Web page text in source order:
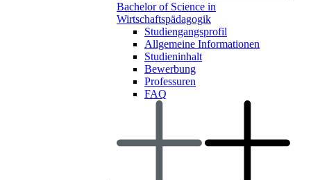
Bachelor of Science in
Wirtschaftspädagogik
Studiengangsprofil
Allgemeine Informationen
Studieninhalt
Bewerbung
Professuren
FAQ